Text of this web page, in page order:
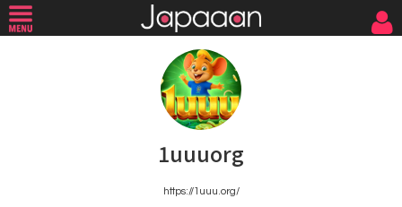
1uuuorg
https://1uuu.org/